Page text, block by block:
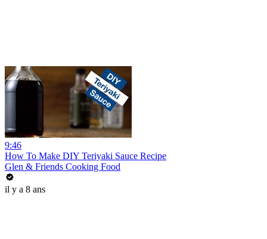
9:46
How To Make DIY Teriyaki Sauce Recipe
Glen & Friends Cooking Food
il y a 8 ans